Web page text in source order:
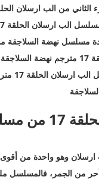
الب ارسلان
وهو واحدة من أقوى
أحر من الجمر،